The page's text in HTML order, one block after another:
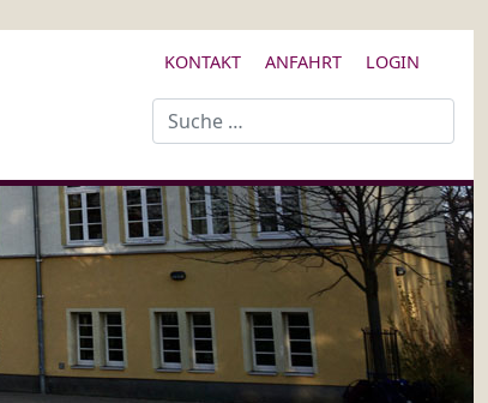
KONTAKT ANFAHRT LOGIN
Suchen